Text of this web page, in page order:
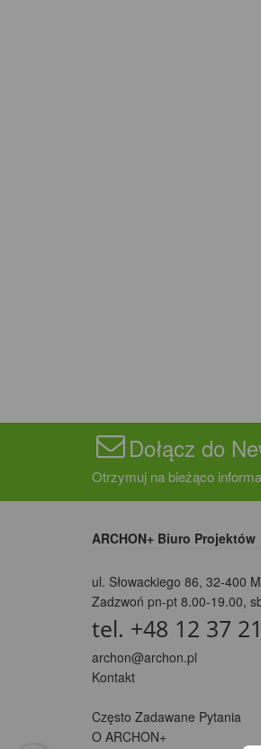
Dołącz do
Otrzymuj na bieżąco
ARCHON+ Biuro Projektów
ul. Słowackiego 86, 32-400
Zadzwoń pn-pt 8.00-19.00,
tel. +48 12 37
archon@archon.pl
Kontakt
Często Zadawane Pytania
O ARCHON+